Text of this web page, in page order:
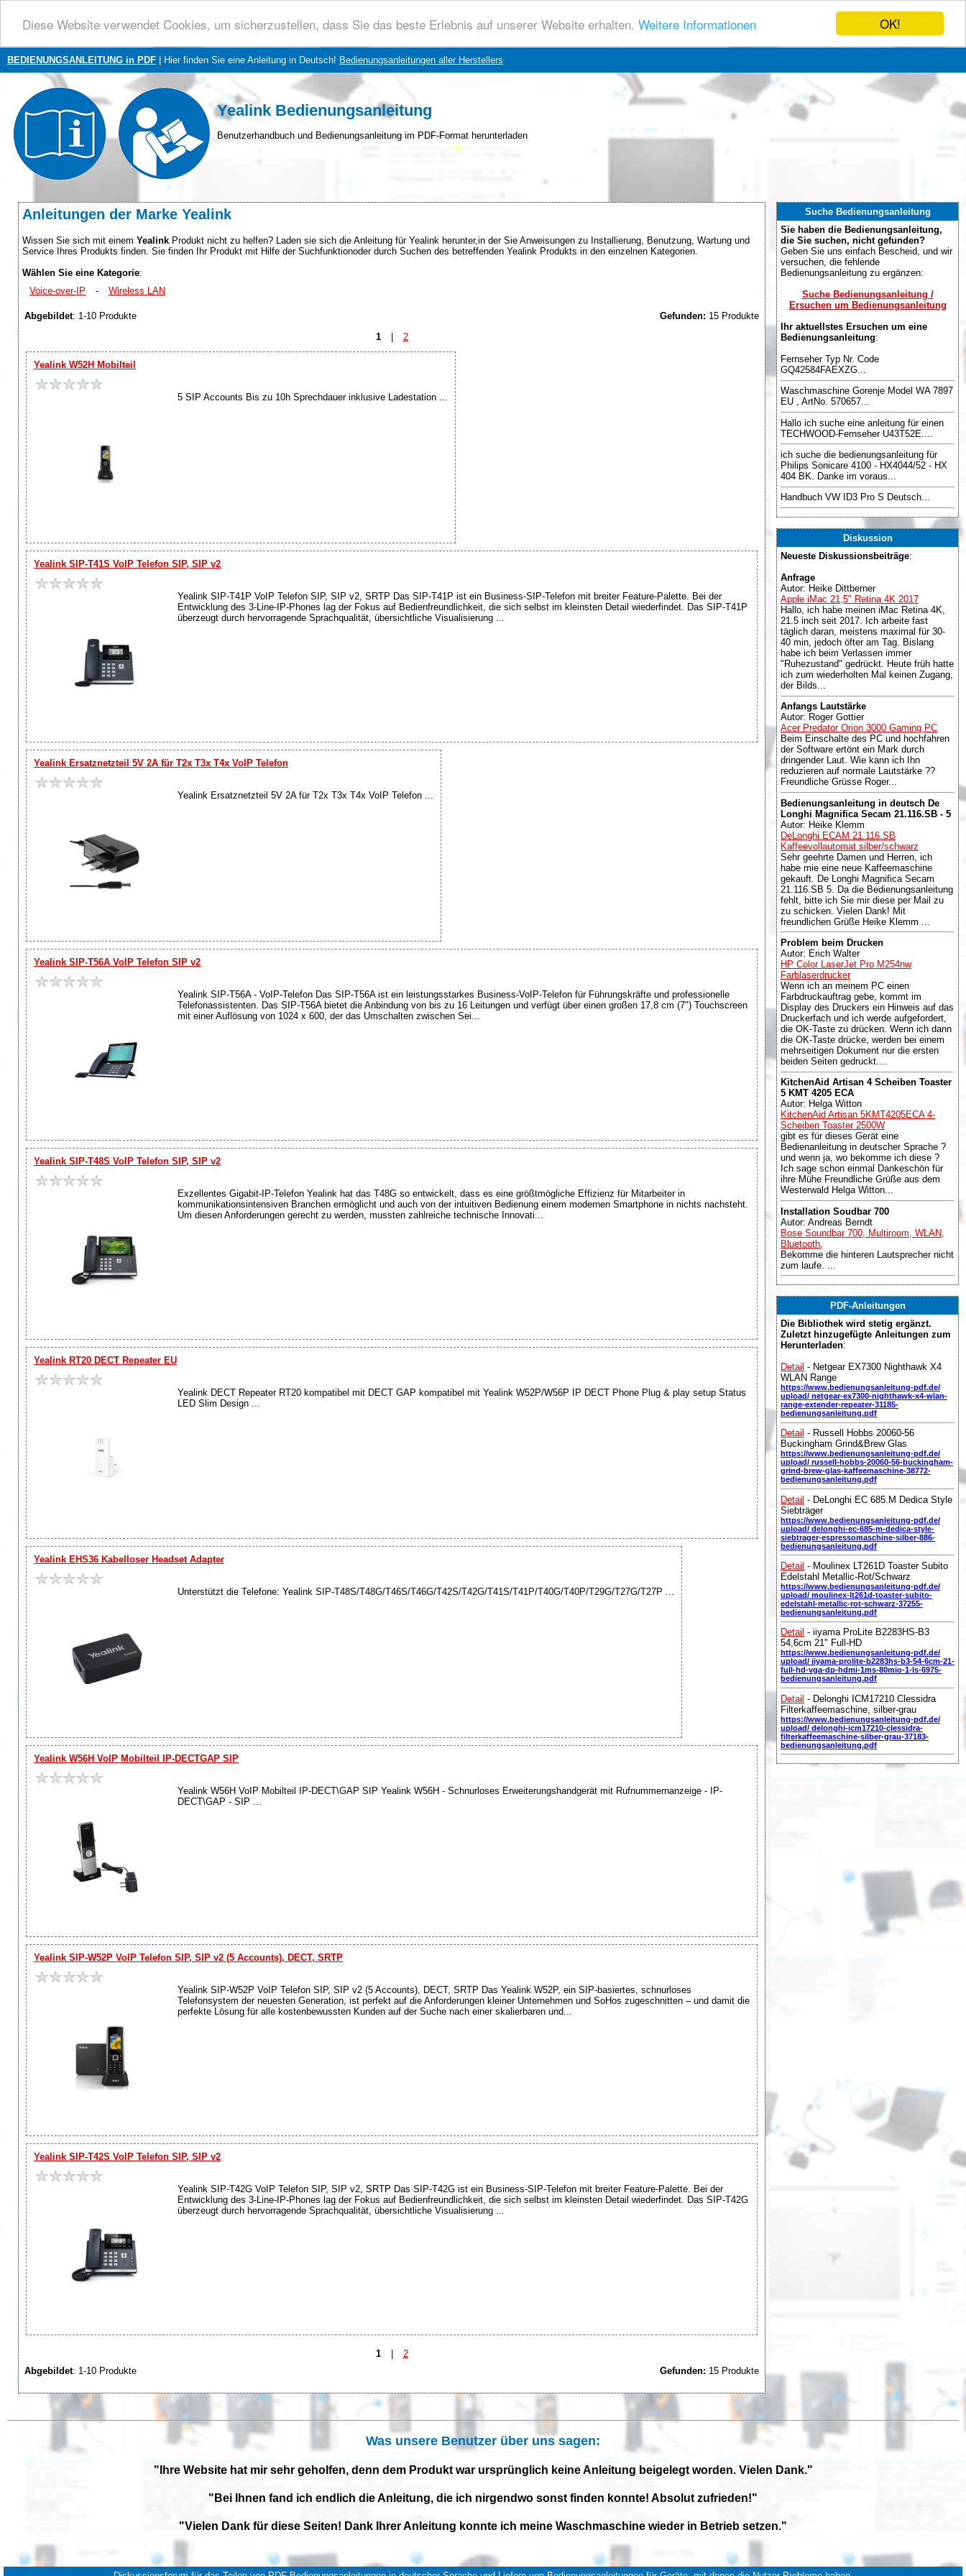
OK!
Diese Website verwendet Cookies, um sicherzustellen, dass Sie das beste Erlebnis auf unserer Website erhalten. Weitere Informationen
BEDIENUNGSANLEITUNG in PDF | Hier finden Sie eine Anleitung in Deutsch! Bedienungsanleitungen aller Herstellers
Yealink Bedienungsanleitung
Benutzerhandbuch und Bedienungsanleitung im PDF-Format herunterladen
Anleitungen der Marke Yealink
Wissen Sie sich mit einem Yealink Produkt nicht zu helfen? Laden sie sich die Anleitung für Yealink herunter,in der Sie Anweisungen zu Installierung, Benutzung, Wartung und
Service Ihres Produkts finden. Sie finden Ihr Produkt mit Hilfe der Suchfunktionoder durch Suchen des betreffenden Yealink Produkts in den einzelnen Kategorien.
Wählen Sie eine Kategorie:
Voice-over-IP
- Wireless LAN
Abgebildet: 1-10 Produkte Gefunden: 15 Produkte
1
| 2
Yealink W52H Mobilteil
5 SIP Accounts Bis zu 10h Sprechdauer inklusive Ladestation ...
Yealink SIP-T41S VoIP Telefon SIP, SIP v2
Yealink SIP-T41P VoIP Telefon SIP, SIP v2, SRTP Das SIP-T41P ist ein Business-SIP-Telefon mit breiter Feature-Palette. Bei der
Entwicklung des 3-Line-IP-Phones lag der Fokus auf Bedienfreundlichkeit, die sich selbst im kleinsten Detail wiederfindet. Das SIP-T41P
überzeugt durch hervorragende Sprachqualität, übersichtliche Visualisierung ...
Yealink Ersatznetzteil 5V 2A für T2x T3x T4x VoIP Telefon
Yealink Ersatznetzteil 5V 2A für T2x T3x T4x VoIP Telefon ...
Yealink SIP-T56A VoIP Telefon SIP v2
Yealink SIP-T56A - VoIP-Telefon Das SIP-T56A ist ein leistungsstarkes Business-VoIP-Telefon für Führungskräfte und professionelle
Telefonassistenten. Das SIP-T56A bietet die Anbindung von bis zu 16 Leitungen und verfügt über einen großen 17,8 cm (7") Touchscreen
mit einer Auflösung von 1024 x 600, der das Umschalten zwischen Sei...
Yealink SIP-T48S VoIP Telefon SIP, SIP v2
Exzellentes Gigabit-IP-Telefon Yealink hat das T48G so entwickelt, dass es eine größtmögliche Effizienz für Mitarbeiter in
kommunikationsintensiven Branchen ermöglicht und auch von der intuitiven Bedienung einem modernen Smartphone in nichts nachsteht.
Um diesen Anforderungen gerecht zu werden, mussten zahlreiche technische Innovati...
Yealink RT20 DECT Repeater EU
Yealink DECT Repeater RT20 kompatibel mit DECT GAP kompatibel mit Yealink W52P/W56P IP DECT Phone Plug & play setup Status
LED Slim Design ...
Yealink EHS36 Kabelloser Headset Adapter
Unterstützt die Telefone: Yealink SIP-T48S/T48G/T46S/T46G/T42S/T42G/T41S/T41P/T40G/T40P/T29G/T27G/T27P ...
Yealink W56H VoIP Mobilteil IP-DECTGAP SIP
Yealink W56H VoIP Mobilteil IP-DECT\GAP SIP Yealink W56H - Schnurloses Erweiterungshandgerät mit Rufnummernanzeige - IP-
DECT\GAP - SIP ...
Yealink SIP-W52P VoIP Telefon SIP, SIP v2 (5 Accounts), DECT, SRTP
Yealink SIP-W52P VoIP Telefon SIP, SIP v2 (5 Accounts), DECT, SRTP Das Yealink W52P, ein SIP-basiertes, schnurloses
Telefonsystem der neuesten Generation, ist perfekt auf die Anforderungen kleiner Unternehmen und SoHos zugeschnitten – und damit die
perfekte Lösung für alle kostenbewussten Kunden auf der Suche nach einer skalierbaren und...
Yealink SIP-T42S VoIP Telefon SIP, SIP v2
Yealink SIP-T42G VoIP Telefon SIP, SIP v2, SRTP Das SIP-T42G ist ein Business-SIP-Telefon mit breiter Feature-Palette. Bei der
Entwicklung des 3-Line-IP-Phones lag der Fokus auf Bedienfreundlichkeit, die sich selbst im kleinsten Detail wiederfindet. Das SIP-T42G
überzeugt durch hervorragende Sprachqualität, übersichtliche Visualisierung ...
1 |
2
Abgebildet: 1-10 Produkte Gefunden: 15 Produkte
Suche Bedienungsanleitung
Sie haben die Bedienungsanleitung,
die Sie suchen, nicht gefunden?
Geben Sie uns einfach Bescheid, und wir
versuchen, die fehlende
Bedienungsanleitung zu ergänzen:
Suche Bedienungsanleitung /
Ersuchen um Bedienungsanleitung
Ihr aktuellstes Ersuchen um eine
Bedienungsanleitung:
Fernseher Typ Nr. Code
GQ42584FAEXZG...
Waschmaschine Gorenje Model WA 7897
EU , ArtNo. 570657...
Hallo ich suche eine anleitung für einen
TECHWOOD-Fernseher U43T52E....
ich suche die bedienungsanleitung für
Philips Sonicare 4100 - HX4044/52 - HX
404 BK. Danke im voraus...
Handbuch VW ID3 Pro S Deutsch...
Diskussion
Neueste Diskussionsbeiträge:
Anfrage
Autor: Heike Dittberner
Apple iMac 21,5" Retina 4K 2017
Hallo, ich habe meinen iMac Retina 4K,
21.5 inch seit 2017. Ich arbeite fast
täglich daran, meistens maximal für 30-
40 min, jedoch öfter am Tag. Bislang
habe ich beim Verlassen immer
"Ruhezustand" gedrückt. Heute früh hatte
ich zum wiederholten Mal keinen Zugang,
der Bilds...
Anfangs Lautstärke
Autor: Roger Gottier
Acer Predator Orion 3000 Gaming PC
Beim Einschalte des PC und hochfahren
der Software ertönt ein Mark durch
dringender Laut. Wie kann ich Ihn
reduzieren auf normale Lautstärke ??
Freundliche Grüsse Roger...
Bedienungsanleitung in deutsch De
Longhi Magnifica Secam 21.116.SB - 5
Autor: Heike Klemm
DeLonghi ECAM 21.116.SB
Kaffeevollautomat silber/schwarz
Sehr geehrte Damen und Herren, ich
habe mie eine neue Kaffeemaschine
gekauft. De Longhi Magnifica Secam
21.116.SB 5. Da die Bedienungsanleitung
fehlt, bitte ich Sie mir diese per Mail zu
zu schicken. Vielen Dank! Mit
freundlichen Grüße Heike Klemm ...
Problem beim Drucken
Autor: Erich Walter
HP Color LaserJet Pro M254nw
Farblaserdrucker
Wenn ich an meinem PC einen
Farbdruckauftrag gebe, kommt im
Display des Druckers ein Hinweis auf das
Druckerfach und ich werde aufgefordert,
die OK-Taste zu drücken. Wenn ich dann
die OK-Taste drücke, werden bei einem
mehrseitigen Dokument nur die ersten
beiden Seiten gedruckt....
KitchenAid Artisan 4 Scheiben Toaster
5 KMT 4205 ECA
Autor: Helga Witton
KitchenAid Artisan 5KMT4205ECA 4-
Scheiben Toaster 2500W
gibt es für dieses Gerät eine
Bedienanleitung in deutscher Sprache ?
und wenn ja, wo bekomme ich diese ?
Ich sage schon einmal Dankeschön für
ihre Mühe Freundliche Grüße aus dem
Westerwald Helga Witton...
Installation Soudbar 700
Autor: Andreas Berndt
Bose Soundbar 700, Multiroom, WLAN,
Bluetooth,
Bekomme die hinteren Lautsprecher nicht
zum laufe. ...
PDF-Anleitungen
Die Bibliothek wird stetig ergänzt.
Zuletzt hinzugefügte Anleitungen zum
Herunterladen:
Detail - Netgear EX7300 Nighthawk X4
WLAN Range
https://www.bedienungsanleitung-pdf.de/
upload/ netgear-ex7300-nighthawk-x4-wlan-
range-extender-repeater-31185-
bedienungsanleitung.pdf
Detail - Russell Hobbs 20060-56
Buckingham Grind&Brew Glas
https://www.bedienungsanleitung-pdf.de/
upload/ russell-hobbs-20060-56-buckingham-
grind-brew-glas-kaffeemaschine-38772-
bedienungsanleitung.pdf
Detail - DeLonghi EC 685.M Dedica Style
Siebträger
https://www.bedienungsanleitung-pdf.de/
upload/ delonghi-ec-685-m-dedica-style-
siebtrager-espressomaschine-silber-886-
bedienungsanleitung.pdf
Detail - Moulinex LT261D Toaster Subito
Edelstahl Metallic-Rot/Schwarz
https://www.bedienungsanleitung-pdf.de/
upload/ moulinex-lt261d-toaster-subito-
edelstahl-metallic-rot-schwarz-37255-
bedienungsanleitung.pdf
Detail - iiyama ProLite B2283HS-B3
54,6cm 21" Full-HD
https://www.bedienungsanleitung-pdf.de/
upload/ iiyama-prolite-b2283hs-b3-54-6cm-21-
full-hd-vga-dp-hdmi-1ms-80mio-1-ls-6975-
bedienungsanleitung.pdf
Detail - Delonghi ICM17210 Clessidra
Filterkaffeemaschine, silber-grau
https://www.bedienungsanleitung-pdf.de/
upload/ delonghi-icm17210-clessidra-
filterkaffeemaschine-silber-grau-37183-
bedienungsanleitung.pdf
Was unsere Benutzer über uns sagen:
"Ihre Website hat mir sehr geholfen, denn dem Produkt war ursprünglich keine Anleitung beigelegt worden. Vielen Dank."
"Bei Ihnen fand ich endlich die Anleitung, die ich nirgendwo sonst finden konnte! Absolut zufrieden!"
"Vielen Dank für diese Seiten! Dank Ihrer Anleitung konnte ich meine Waschmaschine wieder in Betrieb setzen."